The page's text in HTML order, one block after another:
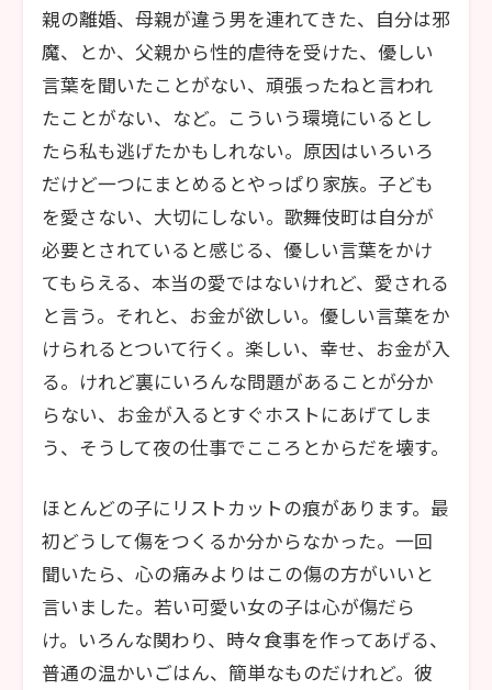
親の離婚、母親が違う男を連れてきた、自分は邪
魔、とか、父親から性的虐待を受けた、優しい
言葉を聞いたことがない、頑張ったねと言われ
たことがない、など。こういう環境にいるとし
たら私も逃げたかもしれない。原因はいろいろ
だけど一つにまとめるとやっぱり家族。子ども
を愛さない、大切にしない。歌舞伎町は自分が
必要とされていると感じる、優しい言葉をかけ
てもらえる、本当の愛ではないけれど、愛される
と言う。それと、お金が欲しい。優しい言葉をか
けられるとついて行く。楽しい、幸せ、お金が入
る。けれど裏にいろんな問題があることが分か
らない、お金が入るとすぐホストにあげてしま
う、そうして夜の仕事でこころとからだを壊す。
ほとんどの子にリストカットの痕があります。最
初どうして傷をつくるか分からなかった。一回
聞いたら、心の痛みよりはこの傷の方がいいと
言いました。若い可愛い女の子は心が傷だら
け。いろんな関わり、時々食事を作ってあげる、
普通の温かいごはん、簡単なものだけれど。彼